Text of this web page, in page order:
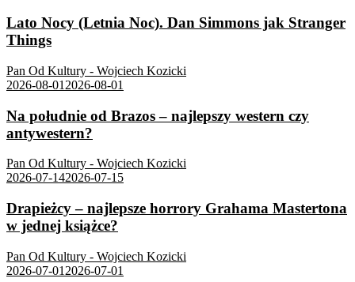
Lato Nocy (Letnia Noc). Dan Simmons jak Stranger
Things
Pan Od Kultury - Wojciech Kozicki
2026-08-01 2026-08-01
Na południe od Brazos – najlepszy western czy
antywestern?
Pan Od Kultury - Wojciech Kozicki
2026-07-142026-07-15
Drapieżcy – najlepsze horrory Grahama Mastertona
w jednej książce?
Pan Od Kultury - Wojciech Kozicki
2026-07-01 2026-07-01